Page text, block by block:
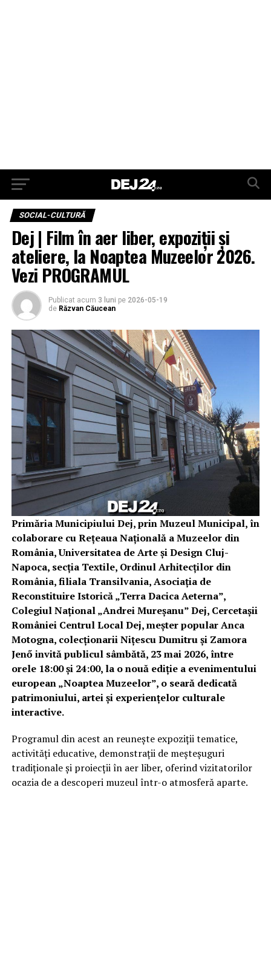
SOCIAL-CULTURĂ
Dej | Film în aer liber, expoziții și
ateliere, la Noaptea Muzeelor 2026.
Vezi PROGRAMUL
Publicat acum 3 luni pe 2026-05-19
de Răzvan Căucean
Primăria Municipiului Dej, prin Muzeul Municipal, în
colaborare cu Rețeaua Națională a Muzeelor din
România, Universitatea de Arte și Design Cluj-
Napoca, secția Textile, Ordinul Arhitecților din
România, filiala Transilvania, Asociația de
Reconstituire Istorică „Terra Dacica Aeterna”,
Colegiul Național „Andrei Mureșanu” Dej, Cercetașii
României Centrul Local Dej, meșter popular Anca
Motogna, colecționarii Nițescu Dumitru și Zamora
Jenő invită publicul sâmbătă, 23 mai 2026, între
orele 18:00 și 24:00, la o nouă ediție a evenimentului
european „Noaptea Muzeelor”, o seară dedicată
patrimoniului, artei și experiențelor culturale
interactive.
Programul din acest an reunește expoziții tematice,
activități educative, demonstrații de meșteșuguri
tradiționale și proiecții în aer liber, oferind vizitatorilor
ocazia de a descoperi muzeul într-o atmosferă aparte.